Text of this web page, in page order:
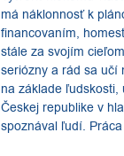
má náklonnosť k
financovaním,
stále za svojím
seriózny a rád sa učí
na základe
Českej republike v
spoznával ľudí.